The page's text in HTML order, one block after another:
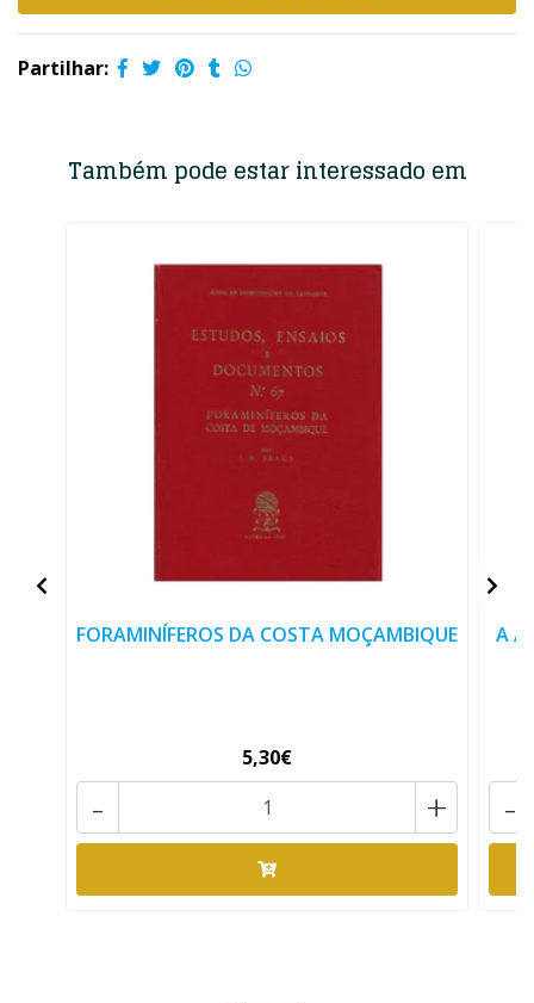
Partilhar:
Também pode estar interessado em
FORAMINÍFEROS DA COSTA MOÇAMBIQUE
5,30€
+
-
A
-